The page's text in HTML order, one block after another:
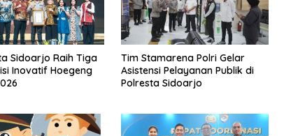
Sidoarjo Raih Tiga
Inovatif Hoegeng
Tim Stamarena Polri Gelar
Asistensi Pelayanan Publik di
Polresta Sidoarjo